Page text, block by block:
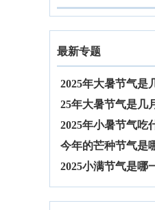
最新专题
2025年大暑节气是
25年大暑节气是几
2025年小暑节气吃
今年的芒种节气是
2025小满节气是哪